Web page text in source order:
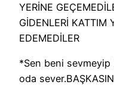
YERİNE
GİDENLERİ KATTIM
EDEMEDİLER
*Sen beni sevmeyip
oda